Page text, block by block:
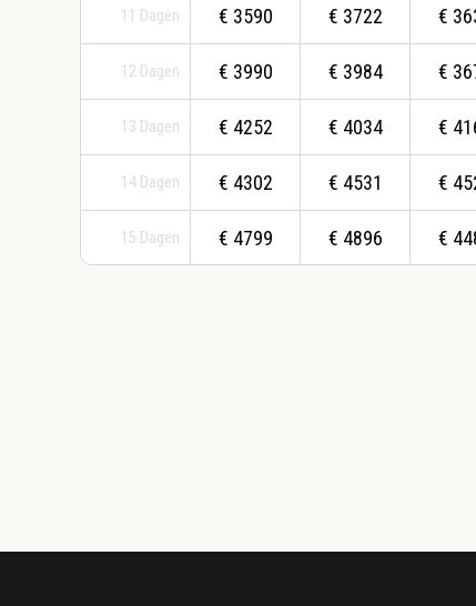
11 Dagen
12 Dagen
13 Dagen
14 Dagen
15 Dagen
€ 3590
€ 3990
€ 4252
€ 4302
€ 4799
€ 3722
€ 3984
€ 4034
€ 4531
€ 4896
€
€
€
€
€